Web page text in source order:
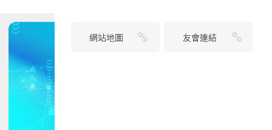
網站地圖 友會連結